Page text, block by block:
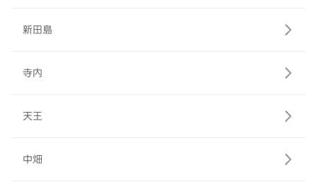
新田島
寺内
天王
中畑